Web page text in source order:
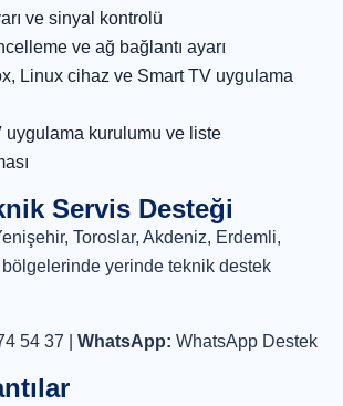
ve sinyal kontrolü
ve ağ bağlantı ayarı
Linux cihaz ve Smart TV uygulama
uygulama kurulumu ve liste
Servis Desteği
Toroslar, Akdeniz, Erdemli,
yerinde teknik destek
54 37 WhatsApp: WhatsApp Destek